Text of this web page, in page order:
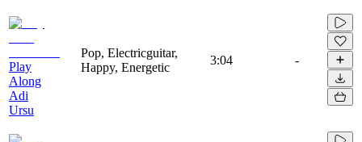
Play
Along
Adi
Ursu
Pop, Electricguitar,
Happy, Energetic
3:04 -